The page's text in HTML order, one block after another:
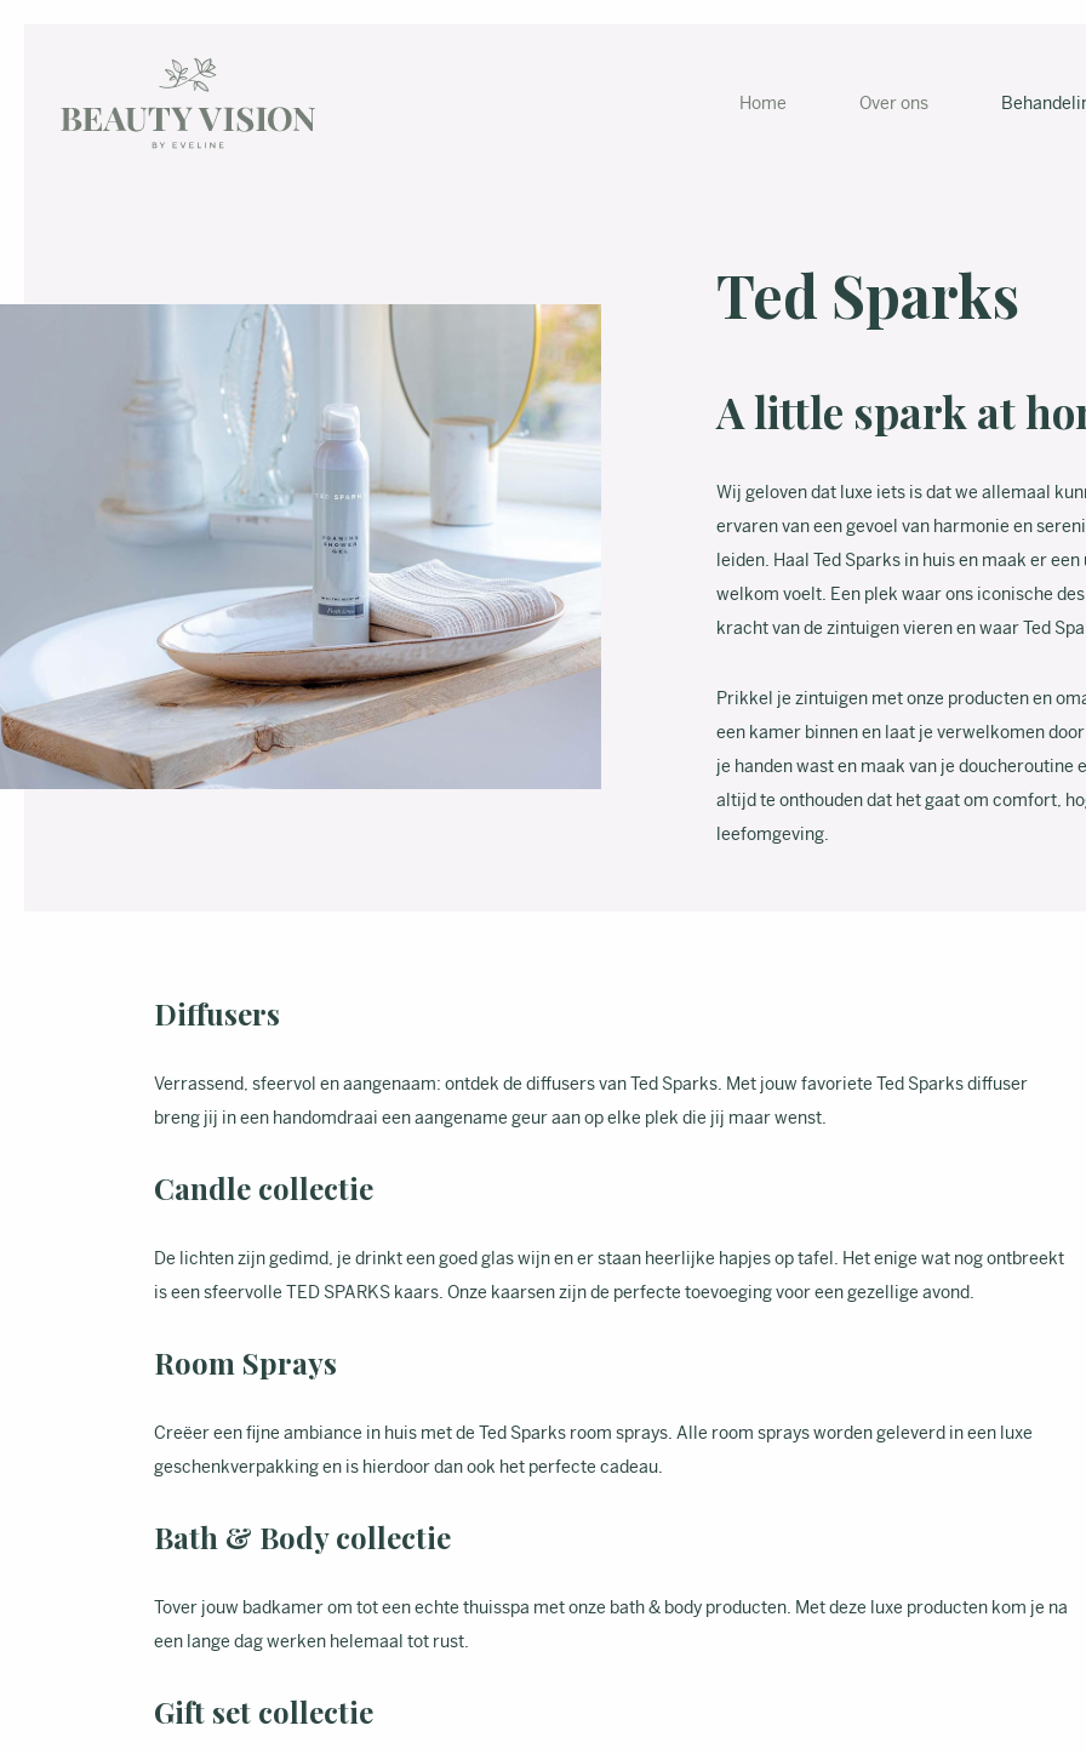
Home Over ons
Ted Sparks
A little spark at
Wij geloven dat luxe iets is dat we allemaal
ervaren van een gevoel van harmonie en
leiden. Haal Ted Sparks in huis en maak er
welkom voelt. Een plek waar ons iconische
kracht van de zintuigen vieren en waar Ted
Prikkel je zintuigen met onze producten en
een kamer binnen en laat je verwelkomen
je handen wast en maak van je doucheroutine
altijd te onthouden dat het gaat om comfort,
leefomgeving.
Diffusers
Verrassend, sfeervol en aangenaam: ontdek de diffusers van Ted Sparks. Met jouw favoriete Ted Sparks diffuser
breng jij in een handomdraai een aangename geur aan op elke plek die jij maar wenst.
Candle collectie
De lichten zijn gedimd, je drinkt een goed glas wijn en er staan heerlijke hapjes op tafel. Het enige wat nog ontbreekt
is een sfeervolle TED SPARKS kaars. Onze kaarsen zijn de perfecte toevoeging voor een gezellige avond.
Room Sprays
Creëer een fijne ambiance in huis met de Ted Sparks room sprays. Alle room sprays worden geleverd in een luxe
geschenkverpakking en is hierdoor dan ook het perfecte cadeau.
Bath & Body collectie
Tover jouw badkamer om tot een echte thuisspa met onze bath & body producten. Met deze luxe producten kom je na
een lange dag werken helemaal tot rust.
Gift set collectie